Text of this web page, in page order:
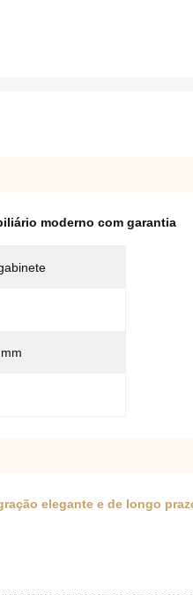
moderno com garantia
elegante e de longo